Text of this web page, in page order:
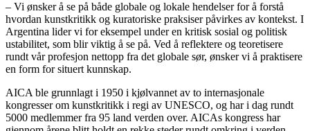
– Vi ønsker å se på både globale og lokale hendelser for å forstå
hvordan kunstkritikk og kuratoriske praksiser påvirkes av kontekst. I
Argentina lider vi for eksempel under en kritisk sosial og politisk
ustabilitet, som blir viktig å se på. Ved å reflektere og teoretisere
rundt vår profesjon nettopp fra det globale sør, ønsker vi å praktisere
en form for situert kunnskap.
AICA ble grunnlagt i 1950 i kjølvannet av to internasjonale
kongresser om kunstkritikk i regi av UNESCO, og har i dag rundt
5000 medlemmer fra 95 land verden over. AICAs kongress har